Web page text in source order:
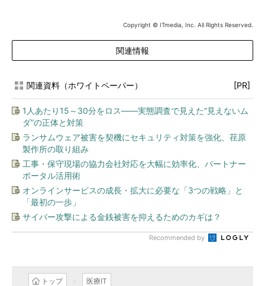
Copyright © ITmedia, Inc. All Rights Reserved.
関連情報
関連資料（ホワイトペーパー） [PR]
1人あたり15～30分をロス――実態調査で見えた“見えないム
ダ”の正体と対策
ランサムウェア被害を契機にセキュリティ対策を強化、荏原
製作所の取り組み
工事・保守現場の協力会社対応を大幅に効率化、パートナー
ポータル活用術
オンラインサービスの成長・拡大に必要な「3つの戦略」と
「最初の一歩」
サイバー攻撃による金銭被害を抑えるためのカギは？
Recommended by
トップ 医療IT